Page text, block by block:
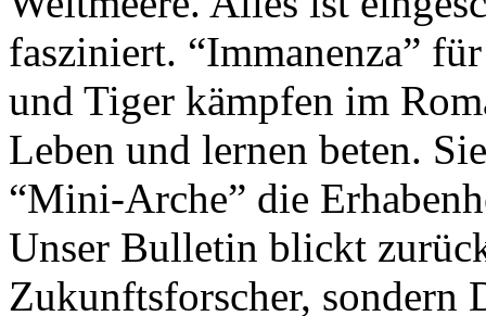
fasziniert. “Immanenza”
und Tiger kämpfen im
Leben und lernen beten.
“Mini-Arche” die
Unser Bulletin blickt
Zukunftsforscher, sondern